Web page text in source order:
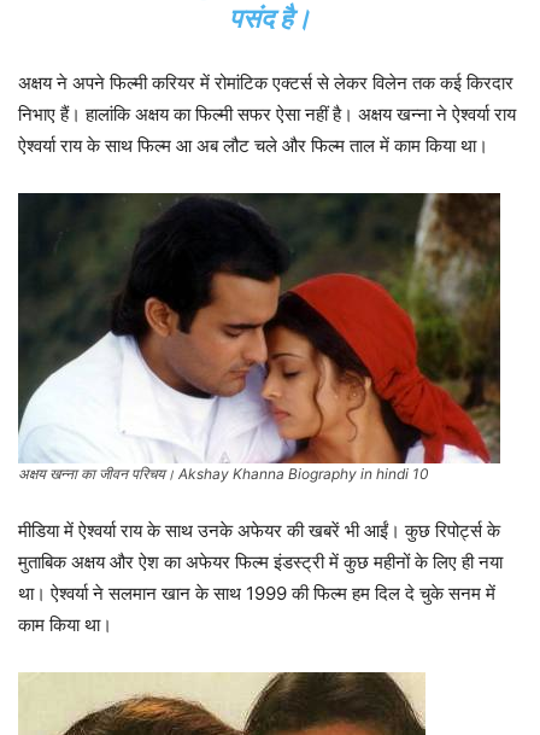
पसंद है।
अक्षय ने अपने फिल्मी करियर में रोमांटिक एक्टर्स से लेकर विलेन तक कई किरदार
निभाए हैं। हालांकि अक्षय का फिल्मी सफर ऐसा नहीं है। अक्षय खन्ना ने ऐश्वर्या राय
ऐश्वर्या राय के साथ फिल्म आ अब लौट चले और फिल्म ताल में काम किया था।
अक्षय खन्ना का जीवन परिचय। Akshay Khanna Biography in hindi 10
मीडिया में ऐश्वर्या राय के साथ उनके अफेयर की खबरें भी आईं। कुछ रिपोर्ट्स के
मुताबिक अक्षय और ऐश का अफेयर फिल्म इंडस्ट्री में कुछ महीनों के लिए ही नया
था। ऐश्वर्या ने सलमान खान के साथ 1999 की फिल्म हम दिल दे चुके सनम में
काम किया था।